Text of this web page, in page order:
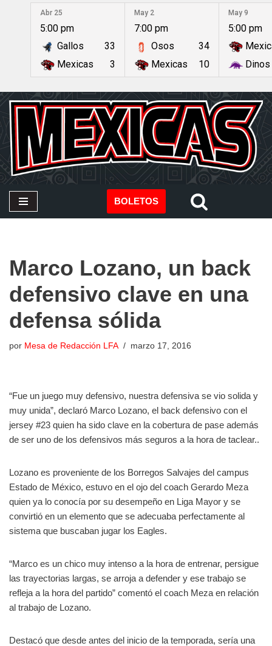
contenido
Abr 25
5:00 pm
Gallos
33
Mexicas
3
May 2
7:00 pm
Osos
34
Mexicas
10
May 9
5:00 pm
Dinos
BOLETOS
Marco Lozano, un back
defensivo clave en una
defensa sólida
por Mesa de Redacción LFA marzo 17, 2016
“Fue un juego muy defensivo, nuestra defensiva se vio solida y
muy unida”, declaró Marco Lozano, el back defensivo con el
jersey #23 quien ha sido clave en la cobertura de pase además
de ser uno de los defensivos más seguros a la hora de taclear..
Lozano es proveniente de los Borregos Salvajes del campus
Estado de México, estuvo en el ojo del coach Gerardo Meza
quien ya lo conocía por su desempeño en Liga Mayor y se
convirtió en un elemento que se adecuaba perfectamente al
sistema que buscaban jugar los Eagles.
“Marco es un chico muy intenso a la hora de entrenar, persigue
las trayectorias largas, se arroja a defender y ese trabajo se
refleja a la hora del partido” comentó el coach Meza en relación
al trabajo de Lozano.
Destacó que desde antes del inicio de la temporada, sería una